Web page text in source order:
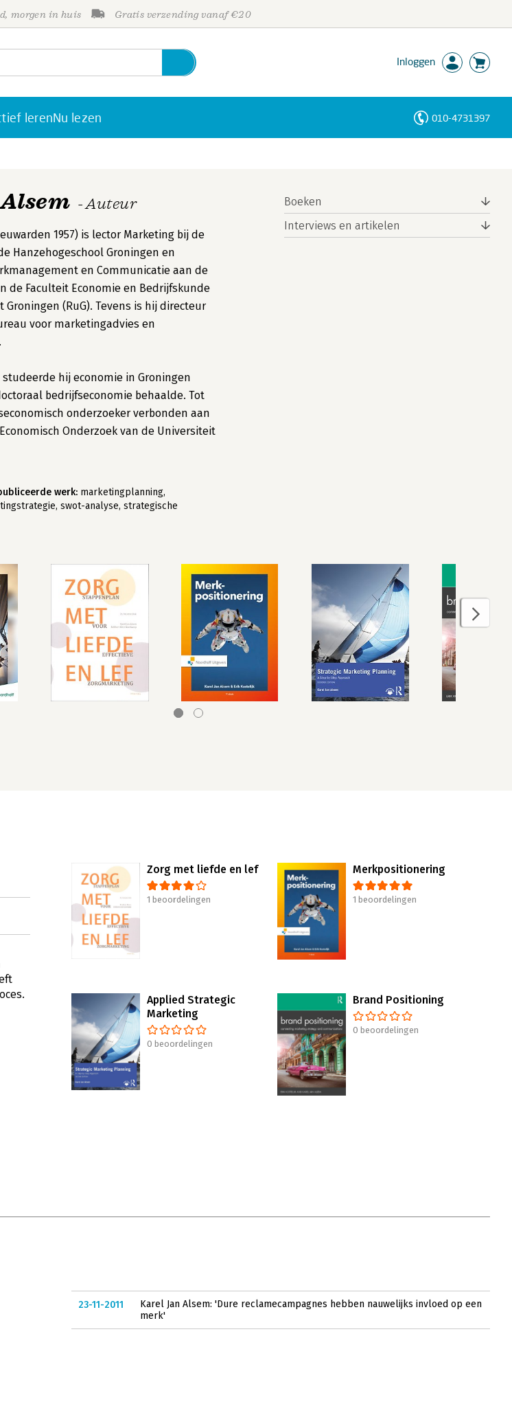
morgen in huis Gratis verzending vanaf €20
Inloggen
lerenNu lezen 010-4731397
- Auteur
1957) is lector Marketing bij de
Hanzehogeschool Groningen en
en Communicatie aan de
de Faculteit Economie en Bedrijfskunde
(RuG). Tevens is hij directeur
voor marketingadvies en
hij economie in Groningen
bedrijfseconomie behaalde. Tot
onderzoeker verbonden aan
Onderzoek van de Universiteit
werk: marketingplanning,
swot-analyse, strategische
Boeken
Interviews en artikelen
Zorg met liefde en lef
1 beoordelingen
Merkpositionering
1 beoordelingen
Applied Strategic
Marketing
0 beoordelingen
Brand Positioning
0 beoordelingen
23-11-2011
Karel Jan Alsem: 'Dure reclamecampagnes hebben nauwelijks invloed op een
merk'
Personen